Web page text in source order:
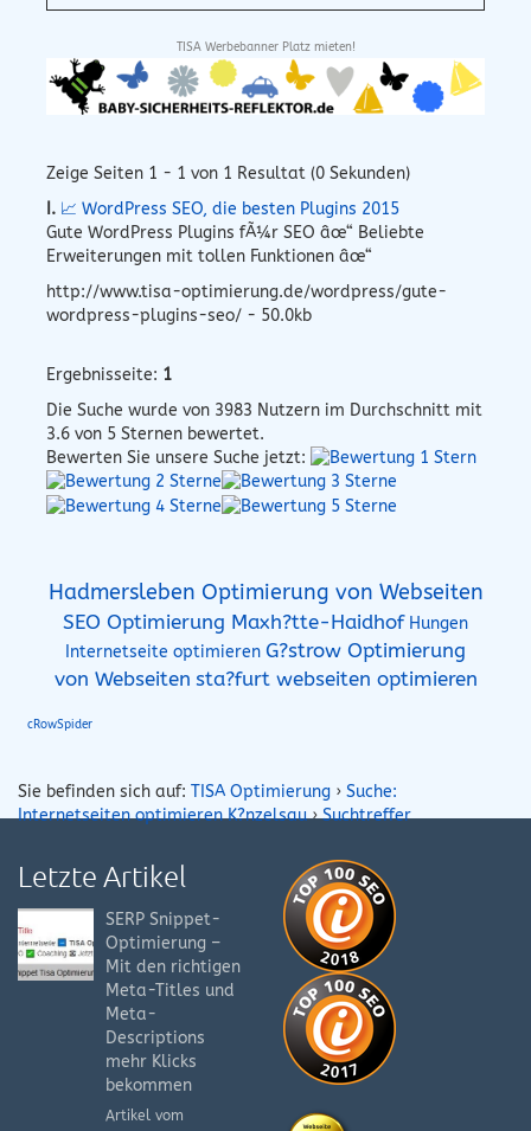
TISA Werbebanner Platz mieten!
Zeige Seiten 1 - 1 von 1 Resultat (0 Sekunden)
I. 📈 WordPress SEO, die besten Plugins 2015
Gute WordPress Plugins fÃ¼r SEO âœ“ Beliebte
Erweiterungen mit tollen Funktionen âœ“
http://www.tisa-optimierung.de/wordpress/gute-
wordpress-plugins-seo/ - 50.0kb
Ergebnisseite: 1
Die Suche wurde von 3983 Nutzern im Durchschnitt mit
3.6 von 5 Sternen bewertet.
Bewerten Sie unsere Suche jetzt:
Hadmersleben Optimierung von Webseiten
SEO Optimierung Maxh?tte-Haidhof Hungen
Internetseite optimieren G?strow Optimierung
von Webseiten sta?furt webseiten optimieren
cRowSpider
Sie befinden sich auf: TISA Optimierung › Suche:
Internetseiten optimieren K?nzelsau›Suchtreffer
Letzte Artikel
SERP Snippet-
Optimierung –
Mit den richtigen
Meta-Titles und
Meta-
Descriptions
mehr Klicks
bekommen
Artikel vom